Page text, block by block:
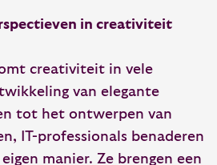
in creativiteit
creativiteit in vele
van elegante
tot het ontwerpen van
IT-professionals benaderen
manier. Ze brengen een